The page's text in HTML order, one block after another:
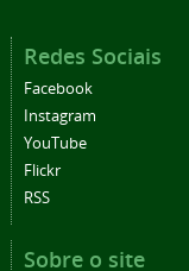
Redes Sociais
Facebook
Instagram
YouTube
Flickr
RSS
Sobre o site